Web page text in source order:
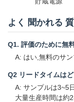
よく 聞かれる
Q1. 評価のために無
A: はい,無料のサ
Q2 リードタイムは
A: サンプルは3~5
大量生産時間は約